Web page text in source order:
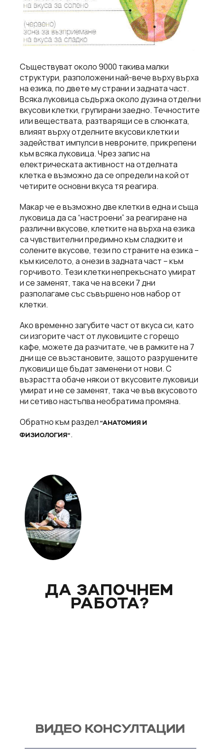
Съществуват около 9000 такива малки
структури, разположени най-вече върху върха
на езика, по двете му страни и задната част.
Всяка луковица съдържа около дузина отделни
вкусови клетки, групирани заедно. Течностите
или веществата, разтварящи се в слюнката,
влияят върху отделните вкусови клетки и
задействат импулси в невроните, прикрепени
към всяка луковица. Чрез запис на
електрическата активност на отделната
клетка е възможно да се определи на кой от
четирите основни вкуса тя реагира.
Макар че е възможно две клетки в една и съща
луковица да са “настроени” за реагиране на
различни вкусове, клетките на върха на езика
са чувствителни предимно към сладките и
солените вкусове, тези по страните на езика –
към киселото, а онези в задната част – към
горчивото. Тези клетки непрекъснато умират
и се заменят, така че на всеки 7 дни
разполагаме със съвършено нов набор от
клетки.
Ако временно загубите част от вкуса си, като
си изгорите част от луковиците с горещо
кафе, можете да разчитате, че в рамките на 7
дни ще се възстановите, защото разрушените
луковици ще бъдат заменени от нови. С
възрастта обаче някои от вкусовите луковици
умират и не се заменят, така че във вкусовото
ни сетиво настъпва необратима промяна.
Обратно към раздел “АНАТОМИЯ И
ФИЗИОЛОГИЯ“.
ДА ЗАПОЧНЕМ
РАБОТА?
ВИДЕО КОНСУЛТАЦИИ